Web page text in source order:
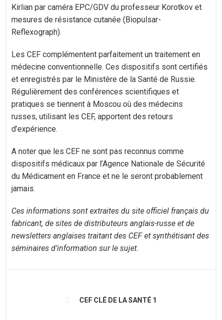
Kirlian par caméra EPC/GDV du professeur Korotkov et
mesures de résistance cutanée (Biopulsar-
Reflexograph).
Les CEF complémentent parfaitement un traitement en
médecine conventionnelle. Ces dispositifs sont certifiés
et enregistrés par le Ministère de la Santé de Russie.
Régulièrement des conférences scientifiques et
pratiques se tiennent à Moscou où des médecins
russes, utilisant les CEF, apportent des retours
d’expérience.
A noter que les CEF ne sont pas reconnus comme
dispositifs médicaux par l’Agence Nationale de Sécurité
du Médicament en France et ne le seront probablement
jamais.
Ces informations sont extraites du site officiel français du
fabricant, de sites de distributeurs anglais-russe et de
newsletters anglaises traitant des CEF et synthétisant des
séminaires d’information sur le sujet.
CEF CLÉ DE LA SANTÉ 1